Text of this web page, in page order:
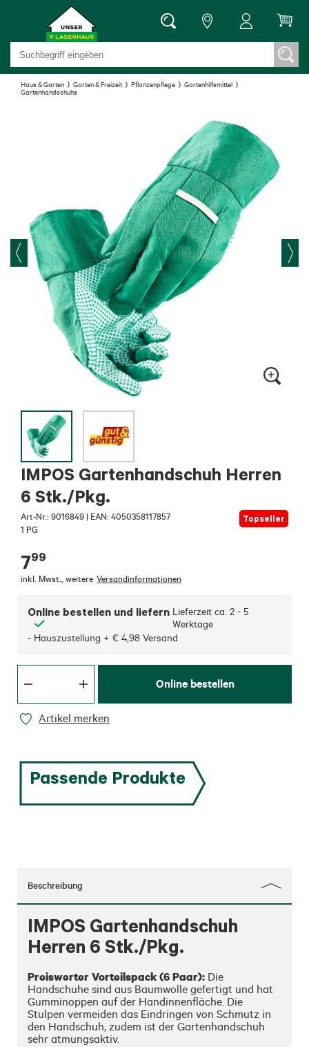
Haus & Garten Garten & Freizeit Pflanzenpflege
Gartenhilfsmittel
Gartenhandschuhe
IMPOS Gartenhandschuh Herren
6 Stk./Pkg.
Art-Nr.: 9016849 | EAN: 4050358117857
1 PG
Topseller
799
inkl. Mwst. weitere Versandinformationen
Online bestellen und liefern Lieferzeit ca. 2 - 5
Werktage
- Hauszustellung + € 4,98 Versand
Online bestellen
Artikel merken
Passende Produkte
Beschreibung
IMPOS Gartenhandschuh
Herren 6 Stk./Pkg.
Preiswerter Vorteilspack (6 Paar): Die
Handschuhe sind aus Baumwolle gefertigt und hat
Gumminoppen auf der Handinnenfläche. Die
Stulpen vermeiden das Eindringen von Schmutz in
den Handschuh, zudem ist der Gartenhandschuh
sehr atmungsaktiv.